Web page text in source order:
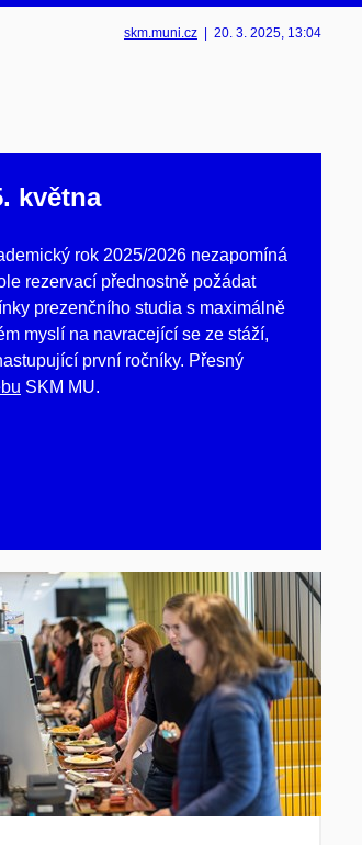
skm.muni.cz 20. 3. 2025, 13:04
května
rok 2025/2026 nezapomíná
rezervací přednostně požádat
prezenčního studia s maximálně
myslí na navracející se ze stáží,
první ročníky. Přesný
SKM MU.